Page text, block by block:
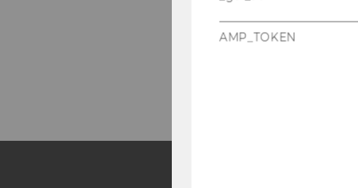
AMP_TOKEN